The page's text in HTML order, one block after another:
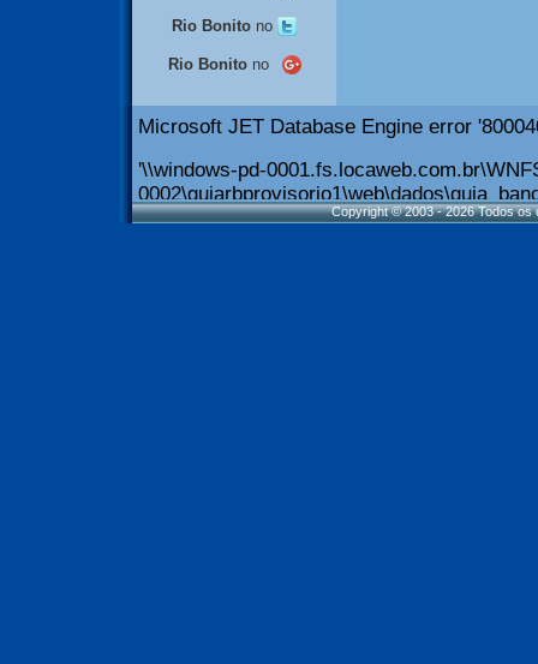
Rio Bonito no
Rio Bonito no
Copyright © 2003 - 2026 Todos